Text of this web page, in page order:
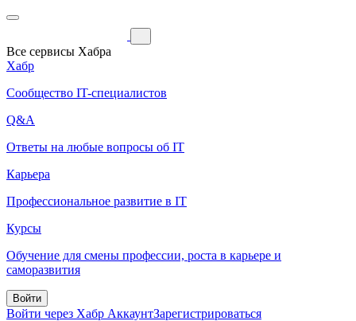
Все сервисы Хабра
Хабр
Сообщество IT-специалистов
Q&A
Ответы на любые вопросы об IT
Карьера
Профессиональное развитие в IT
Курсы
Обучение для смены профессии, роста в карьере и
саморазвития
Войти
Войти через Хабр АккаунтЗарегистрироваться